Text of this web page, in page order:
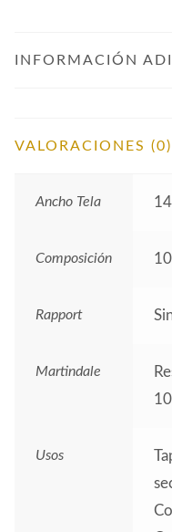
INFORMACIÓN
VALORACIONES (0)
Ancho Tela
Composición
Rapport
Martindale
Usos